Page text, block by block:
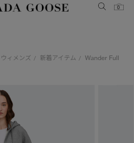
Canada Goose
0
クション
ョン
ョン
ヵ月)
)
Generationsは、アウター
り・再販を通じて、長く愛される製
ウィメンズ / 新着アイテム /
Wander Full